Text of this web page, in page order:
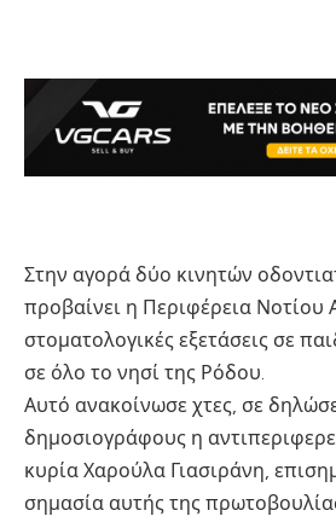
Στην αγορά δύο κινητών
προβαίνει η Περιφέρεια Νοτίου
στοματολογικές εξετάσεις σε
σε όλο το νησί της Ρόδου.
Αυτό ανακοίνωσε χτες, σε
δημοσιογράφους η
κυρία Χαρούλα Γιασιράνη,
σημασία αυτής της